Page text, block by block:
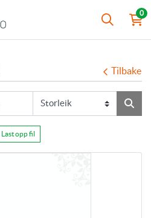
0
Tilbake
Last opp fil